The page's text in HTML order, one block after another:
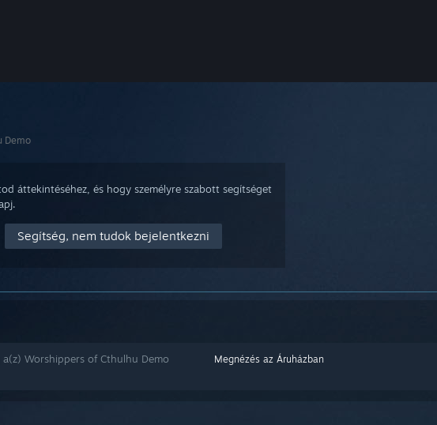
Demo
áttekintéséhez, és hogy személyre szabott segítséget
Segítség, nem tudok bejelentkezni
Megnézés az Áruházban
Worshippers of Cthulhu Demo